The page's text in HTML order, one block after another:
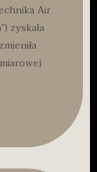
Air
zyskała